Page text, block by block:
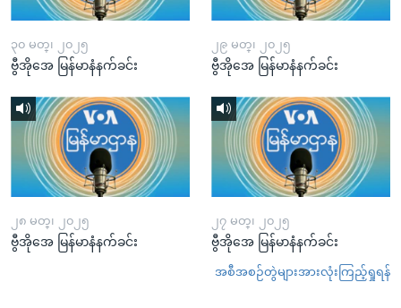
၃၀ မတ္၊ ၂၀၂၅
ဗွီအိုအေ မြန်မာနံနက်ခင်း
၂၉ မတ္၊ ၂၀၂၅
ဗွီအိုအေ မြန်မာနံနက်ခင်း
၂၈ မတ္၊ ၂၀၂၅
ဗွီအိုအေ မြန်မာနံနက်ခင်း
၂၇ မတ္၊ ၂၀၂၅
ဗွီအိုအေ မြန်မာနံနက်ခင်း
အစီအစဉ်တွဲများအားလုံးကြည့်ရှုရန်